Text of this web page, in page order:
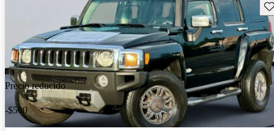
Precio reducido
-$500